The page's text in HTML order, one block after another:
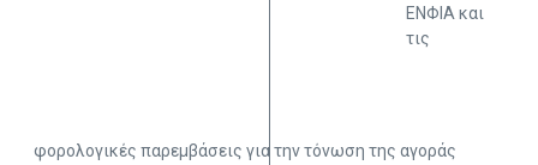
ΕΝΦΙΑ και
τις
φορολογικές παρεμβάσεις για την τόνωση της αγοράς